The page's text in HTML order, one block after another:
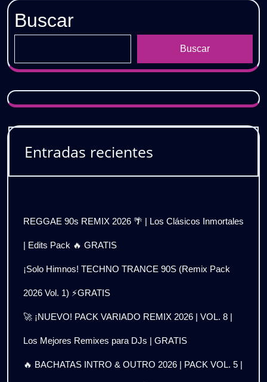
Buscar
Buscar
Entradas recientes
REGGAE 90s REMIX 2026 🌴 | Los Clásicos Inmortales
| Edits Pack 🔥 GRATIS
¡Solo Himnos! TECHNO TRANCE 90S (Remix Pack
2026 Vol. 1) ⚡GRATIS
🚀 ¡NUEVO! PACK VARIADO REMIX 2026 | VOL. 8 |
Los Mejores Remixes para DJs | GRATIS
🔥 BACHATAS INTRO & OUTRO 2026 | PACK VOL. 5 |